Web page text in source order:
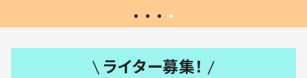
ライター募集！